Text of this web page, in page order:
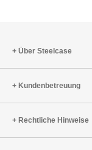
Über Steelcase
Kundenbetreuung
Rechtliche Hinweise